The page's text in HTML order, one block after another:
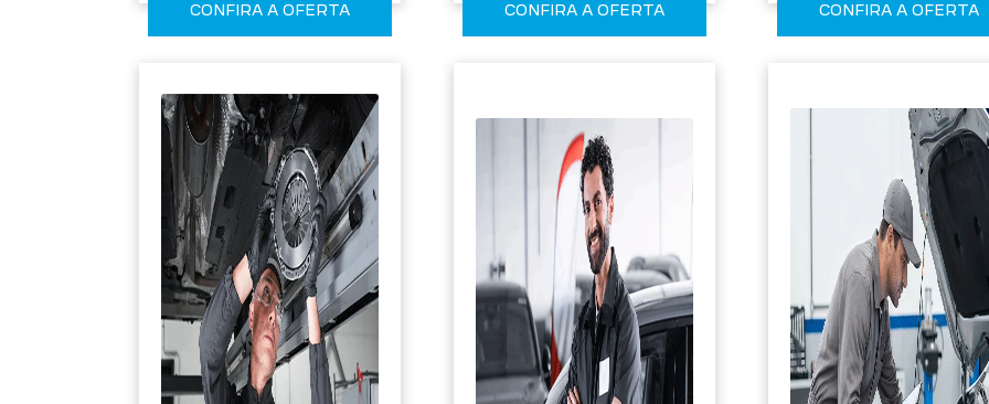
CONFIRA A OFERTA CONFIRA A OFERTA CONFIRA A OFERTA